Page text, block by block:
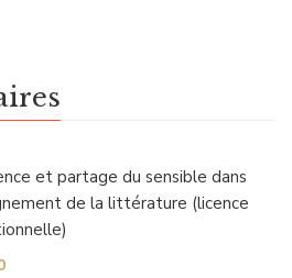
et partage du sensible dans
de la littérature (licence